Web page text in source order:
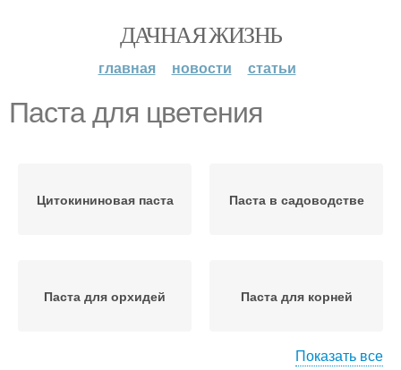
ДАЧНАЯ ЖИЗНЬ
главная новости статьи
Паста для цветения
Цитокининовая паста Паста в садоводстве
Паста для орхидей Паста для корней
Показать все